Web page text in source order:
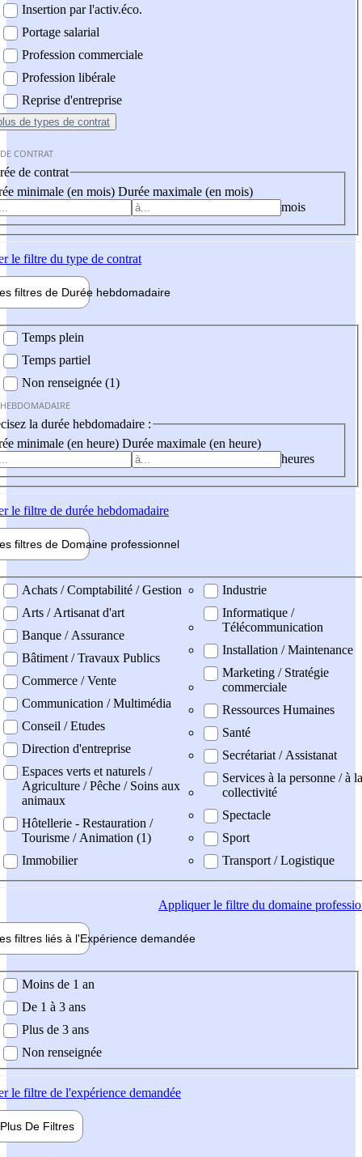
Insertion par l'activ.éco.
Portage salarial
Profession commerciale
Profession libérale
Reprise d'entreprise
de types de contrat
CONTRAT
de contrat
minimale (en mois) Durée maximale (en mois)
mois
le filtre du type de contrat
filtres de Durée hebdomadaire
Temps plein
Temps partiel
Non renseignée (1)
la durée hebdomadaire :
minimale (en heure) Durée maximale (en heure)
heures
le filtre de durée hebdomadaire
filtres de Domaine professionnel
professionel
Achats / Comptabilité / Gestion
Arts / Artisanat d'art
Banque / Assurance
Bâtiment / Travaux Publics
Commerce / Vente
Communication / Multimédia
Conseil / Etudes
Direction d'entreprise
Espaces verts et naturels /
Agriculture / Pêche / Soins aux
animaux
Hôtellerie - Restauration /
Tourisme / Animation (1)
Immobilier
Industrie
Informatique /
Télécommunication
Installation / Maintenance
Marketing / Stratégie
commerciale
Ressources Humaines
Santé
Secrétariat / Assistanat
Services à la personne / à la
collectivité
Spectacle
Sport
Transport / Logistique
Appliquerle filtre du domaine
filtres liés à l'Expérience demandée
demandée
Moins de 1 an
De 1 à 3 ans
Plus de 3 ans
Non renseignée
le filtre de l'expérience demandée
Plus De Filtres